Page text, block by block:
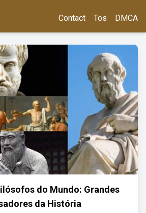
Contact Tos DMCA
do Mundo: Grandes
da História